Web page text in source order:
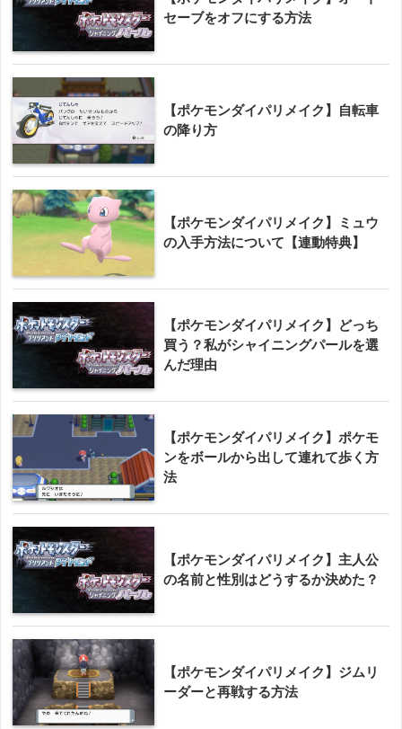
セーブをオフにする方法
【ポケモンダイパリメイク】自転車
の降り方
【ポケモンダイパリメイク】ミュウ
の入手方法について【連動特典】
【ポケモンダイパリメイク】どっち
買う？私がシャイニングパールを選
んだ理由
【ポケモンダイパリメイク】ポケモ
ンをボールから出して連れて歩く方
法
【ポケモンダイパリメイク】主人公
の名前と性別はどうするか決めた？
【ポケモンダイパリメイク】ジムリ
ーダーと再戦する方法